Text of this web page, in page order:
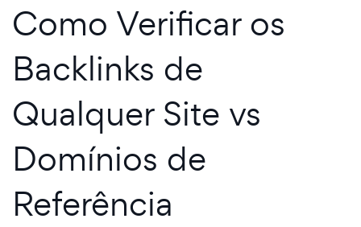
Como Verificar os
Backlinks de
Qualquer Site vs
Domínios de
Referência